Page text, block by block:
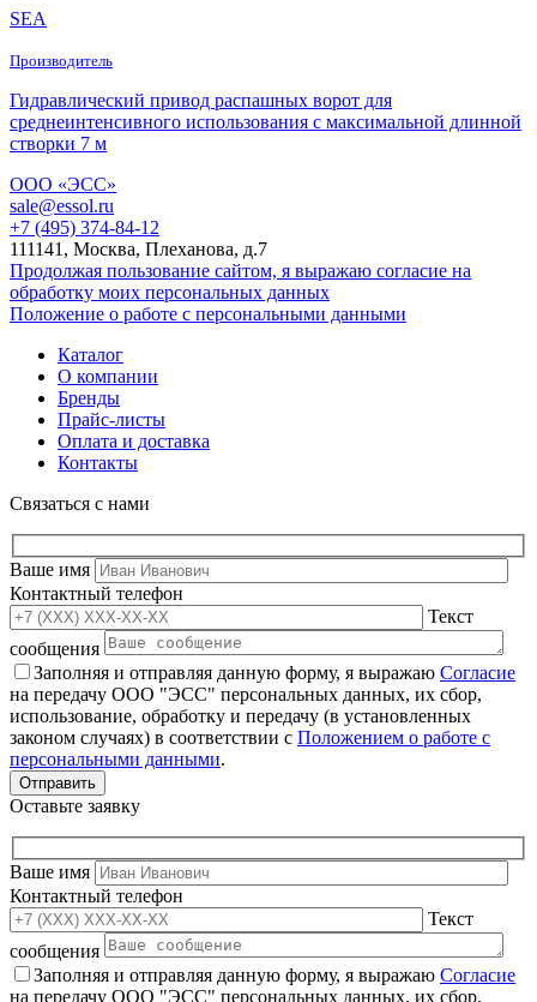
SEA
Производитель
Гидравлический привод распашных ворот для
среднеинтенсивного использования с максимальной длинной
створки 7 м
ООО «ЭСС»
sale@essol.ru
+7 (495) 374-84-12
111141, Москва, Плеханова, д.7
Продолжая пользование сайтом, я выражаю согласие на
обработку моих персональных данных
Положение о работе с персональными данными
Каталог
О компании
Бренды
Прайс-листы
Оплата и доставка
Контакты
Связаться с нами
Ваше имя
Контактный телефон
Текст
сообщения
Заполняя и отправляя данную форму, я выражаю Согласие
на передачу ООО "ЭСС" персональных данных, их сбор,
использование, обработку и передачу (в установленных
законом случаях) в соответствии с Положением о работе с
персональными данными.
Оставьте заявку
Ваше имя
Контактный телефон
Текст
сообщения
Заполняя и отправляя данную форму, я выражаю Согласие
на передачу ООО "ЭСС" персональных данных, их сбор,